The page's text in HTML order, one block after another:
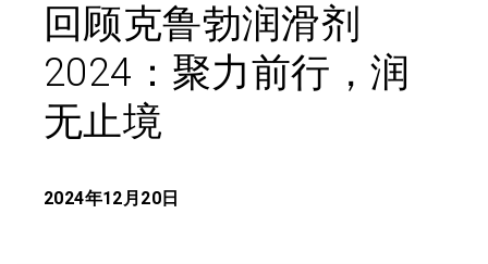
回顾克鲁勃润滑剂
2024：聚力前行，润
无止境
2024年12月20日